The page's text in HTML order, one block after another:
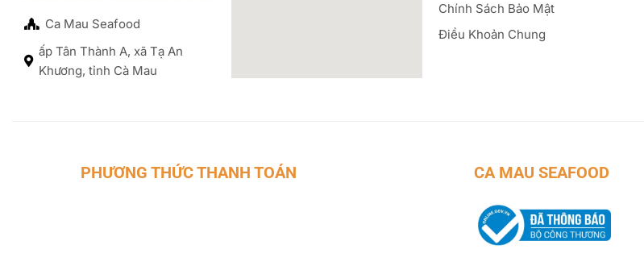
Ca Mau Seafood
ấp Tân Thành A, xã Tạ An
Khương, tỉnh Cà Mau
Chính Sách Bảo Mật
Điều Khoản Chung
PHƯƠNG THỨC THANH TOÁN CA MAU SEAFOOD